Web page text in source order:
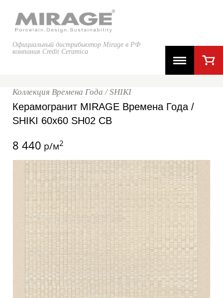
Официальный дистрибьютор Mirage в РФ
компания Credit Ceramica
Коллекция Времена Года / SHIKI
Керамогранит MIRAGE Времена Года /
SHIKI 60x60 SH02 CB
8 440 р/м2